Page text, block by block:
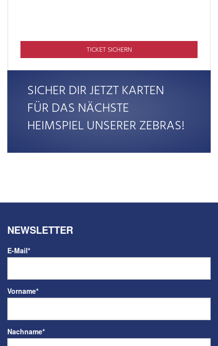
TICKET SICHERN
SICHER DIR JETZT KARTEN
FÜR DAS NÄCHSTE
HEIMSPIEL UNSERER ZEBRAS!
NEWSLETTER
E-Mail*
Vorname*
Nachname*